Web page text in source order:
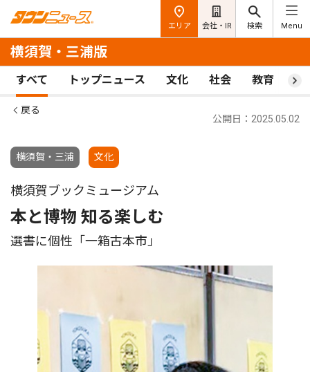
エリア 会社・IR 検索 Menu
横須賀・三浦版
すべて トップニュース 文化 社会 教育 ス
戻る
横須賀・三浦 文化
公開日：2025.05.02
横須賀ブックミュージアム
本と博物 知る楽しむ
選書に個性「一箱古本市」